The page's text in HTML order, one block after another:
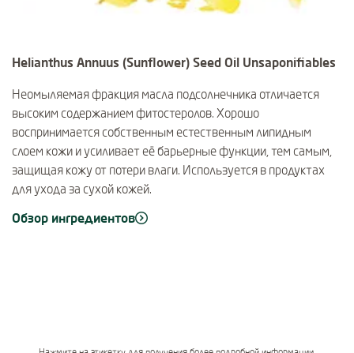
Helianthus Annuus (Sunflower) Seed Oil Unsaponifiables
Неомыляемая фракция масла подсолнечника отличается
высоким содержанием фитостеролов. Хорошо
воспринимается собственным естественным липидным
слоем кожи и усиливает её барьерные функции, тем самым,
защищая кожу от потери влаги. Используется в продуктах
для ухода за сухой кожей.
Обзор ингредиентов